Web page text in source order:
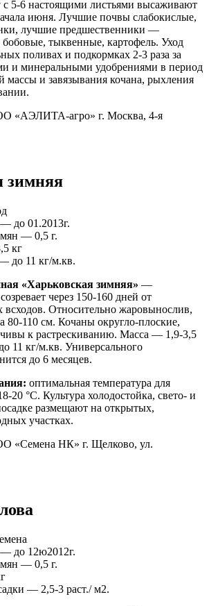
с 5-6 настоящими листьями высаживают
июня. Лучшие почвы слабокислые,
лучшие предшественники —
тыквенные, картофель. Уход
поливах и подкормках 2-3 раза за
и минеральными удобрениями в период
массы и завязывания кочана, рыхления
«АЭЛИТА-агро» г. Москва, 4-я
зимняя
до 01.2013г.
— 0,5 г.
кг
до 11 кг/м.кв.
«Харьковская зимняя» —
через 150-160 дней от
всходов. Относительно жаровынослив,
80-110 см. Кочаны округло-плоские,
к растрескиванию. Масса — 1,9-3,5
11 кг/м.кв. Универсального
до 6 месяцев.
оптимальная температура для
20 °С. Культура холодостойка, свето- и
размещают на открытых,
участках.
«Семена НК» г. Щелково, ул.
— до 12ю2012г.
— 0,5 г.
— 2,5-3 раст./ м2.